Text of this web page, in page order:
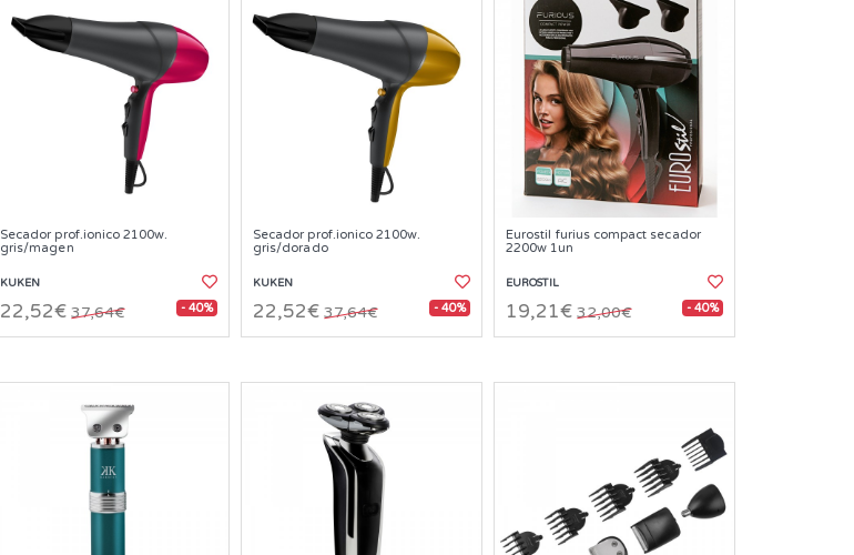
Secador prof.ionico 2100w.
gris/magen
KUKEN
22,52€ 37,64€ - 40%
Secador prof.ionico 2100w.
gris/dorado
KUKEN
22,52€ 37,64€ - 40%
Eurostil furius compact secador
2200w 1un
EUROSTIL
19,21€ 32,00€ - 40%